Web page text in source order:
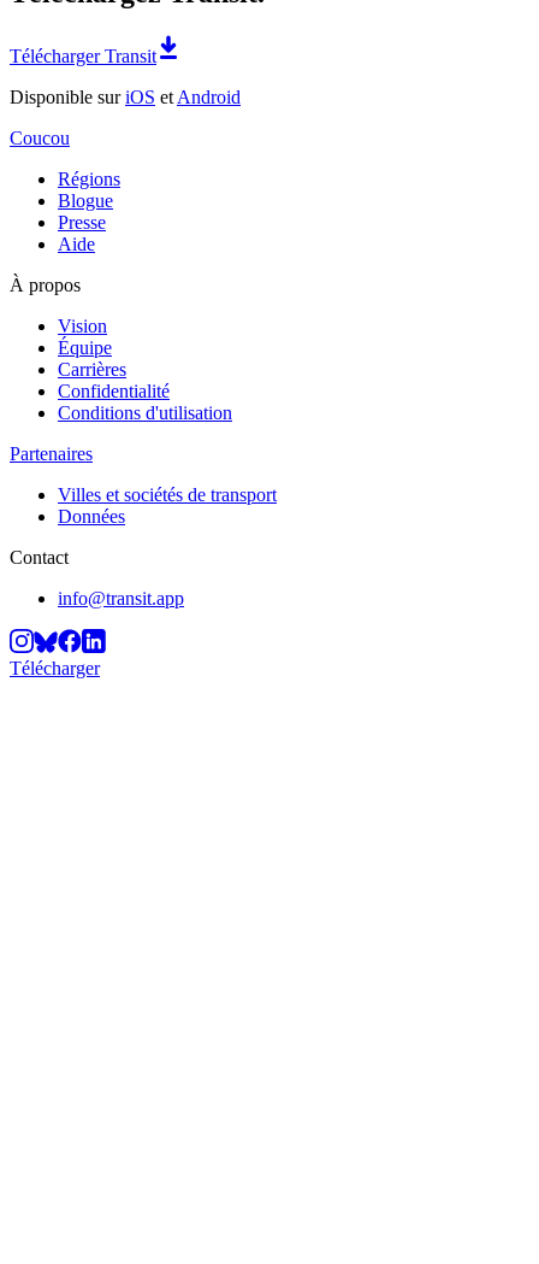
Télécharger Transit
Disponible suriOS et Android
Coucou
Régions
Blogue
Presse
Aide
À propos
Vision
Équipe
Carrières
Confidentialité
Conditions d'utilisation
Partenaires
Villes et sociétés de transport
Données
Contact
info@transit.app
Télécharger